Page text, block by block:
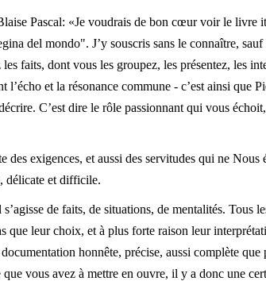
Pascal: «Je voudrais de bon cœur voir le livre
del mondo". J’y souscris sans le connaître, sauf
faits, dont vous les groupez, les présentez, les
l’écho et la résonance commune - c’est ainsi que
C’est dire le rôle passionnant qui vous
exigences, et aussi des servitudes qui ne Nous
délicate et difficile.
de faits, de situations, de mentalités. Tous
que leur choix, et à plus forte raison leur
honnête, précise, aussi complète
vous avez à mettre en ouvre, il y a donc une